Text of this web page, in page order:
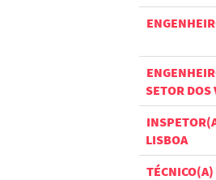
SETOR
LISBOA